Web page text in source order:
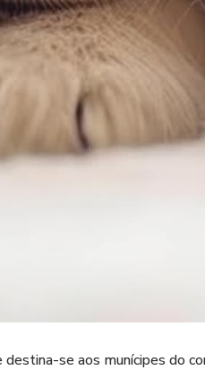
se aos munícipes do